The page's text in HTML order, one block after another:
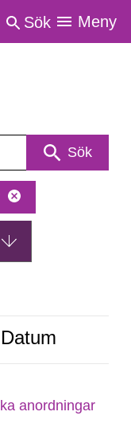
Sök Meny
Sök
Datum
anordningar